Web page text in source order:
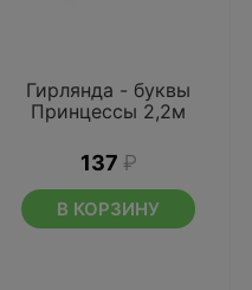
Гирлянда - буквы
Принцессы 2,2м
137 ₽
В КОРЗИНУ